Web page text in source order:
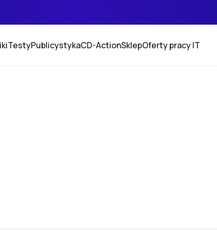
TestyPublicystykaCD-ActionSklepOferty pracy IT